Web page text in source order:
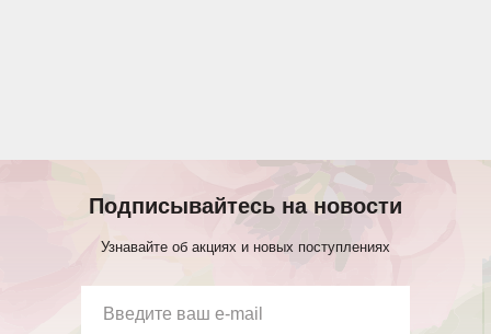
Подписывайтесь на новости
Узнавайте об акциях и новых поступлениях